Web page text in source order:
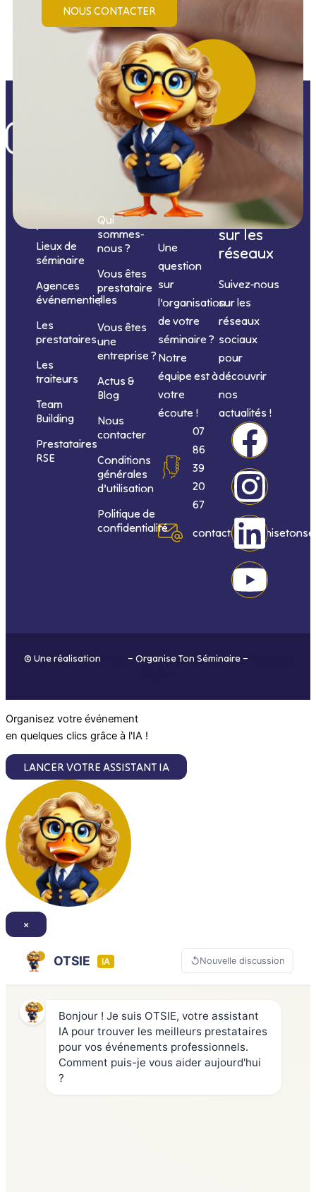
NOUS CONTACTER
prestations
Lieux de
séminaire
Agences
événementielles
Les
prestataires
Les
traiteurs
Team
Building
Prestataires
RSE
Informations
Qui
sommes-
nous ?
Vous êtes
prestataire
?
Vous êtes
une
entreprise ?
Actus &
Blog
Nous
contacter
Conditions
générales
d’utilisation
Politique de
confidentialité
Nous
contacter
Une
question
sur
l’organisation
de votre
séminaire ?
Notre
équipe est à
votre
écoute !
07
86
39
20
67
Nous
suivre
sur les
réseaux
Suivez-nous
sur les
réseaux
sociaux
pour
découvrir
nos
actualités !
F
a
c
e
b
I
n
s
t
a
L
i
n
k
e
Y
o
u
t
u
© Une réalisation – Organise Ton Séminaire –
Organisez votre événement
en quelques clics grâce à l'IA !
LANCER VOTRE ASSISTANT IA
×